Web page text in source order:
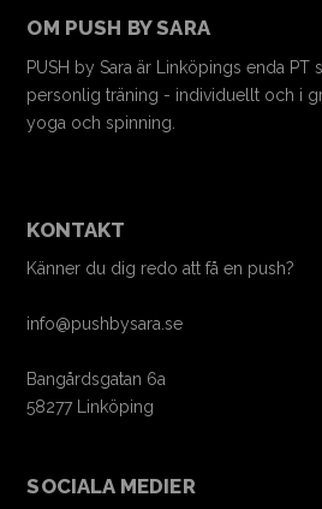
OM PUSH BY SARA
PUSH by Sara är Linköpings enda PT
personlig träning - individuellt och i
yoga och spinning.
KONTAKT
Känner du dig redo att få en push?
info@pushbysara.se
Bangårdsgatan 6a
58277 Linköping
SOCIALA MEDIER